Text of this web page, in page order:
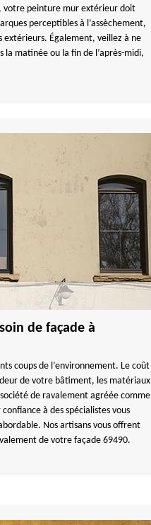
votre peinture mur extérieur doit
perceptibles à l’assèchement,
extérieurs. Également, veillez à ne
la matinée ou la fin de l’après-midi,
de façade à
coups de l’environnement. Le coût
de votre bâtiment, les matériaux
société de ravalement agréée comme
à des spécialistes vous
Nos artisans vous offrent
de votre façade 69490.